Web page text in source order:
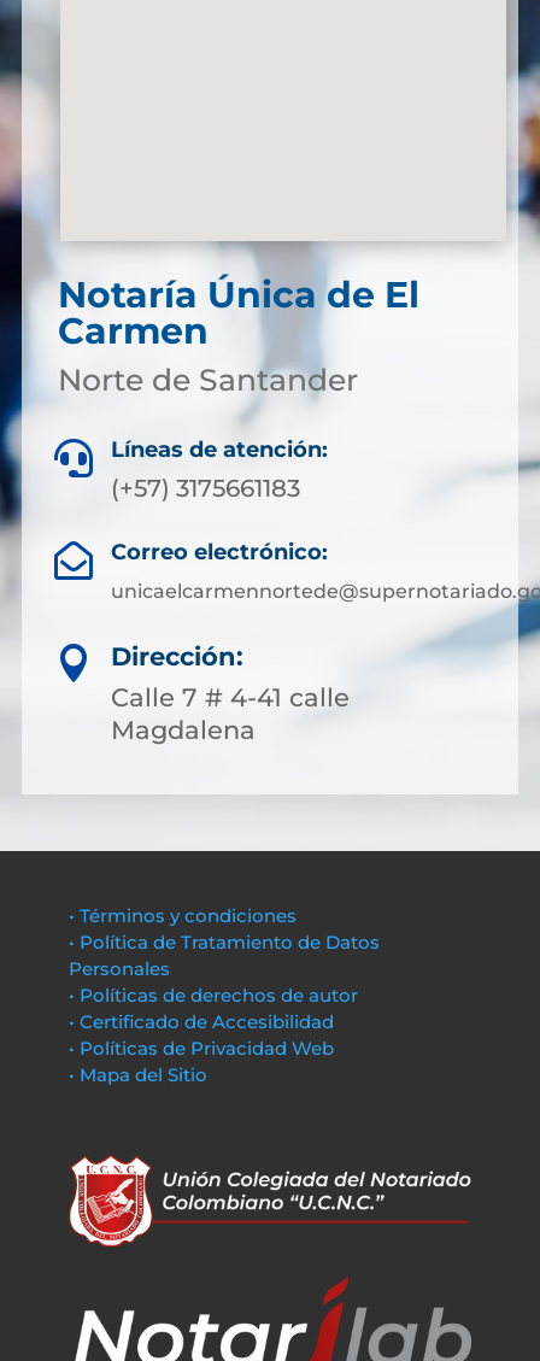
Notaría Única de El
Carmen
Norte de Santander
 Líneas de atención:
(+57) 3175661183
 Correo electrónico:

Dirección:
Calle 7 # 4-41 calle
Magdalena
• Términos y condiciones
• Política de Tratamiento de Datos
Personales
• Políticas de derechos de autor
• Certificado de Accesibilidad
• Políticas de Privacidad Web
• Mapa del Sitio